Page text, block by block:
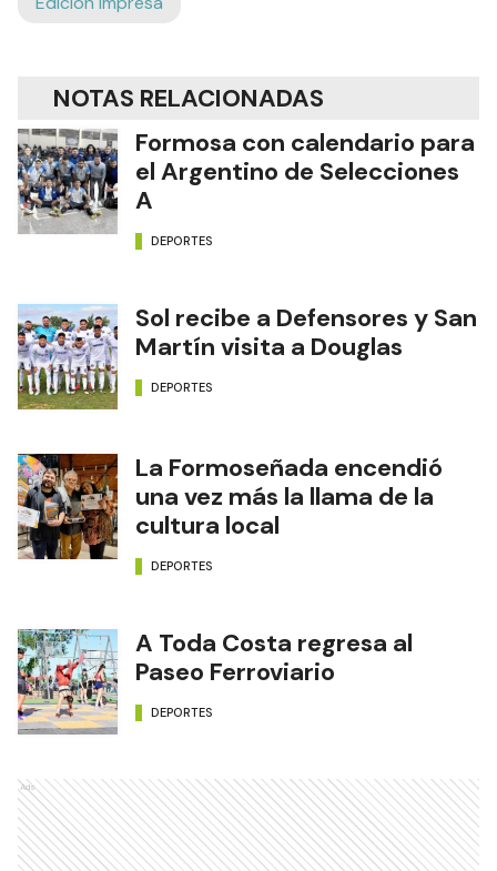
NOTAS RELACIONADAS
Formosa con calendario para
el Argentino de Selecciones
A
DEPORTES
Sol recibe a Defensores y San
Martín visita a Douglas
DEPORTES
La Formoseñada encendió
una vez más la llama de la
cultura local
DEPORTES
A Toda Costa regresa al
Paseo Ferroviario
DEPORTES
Ads